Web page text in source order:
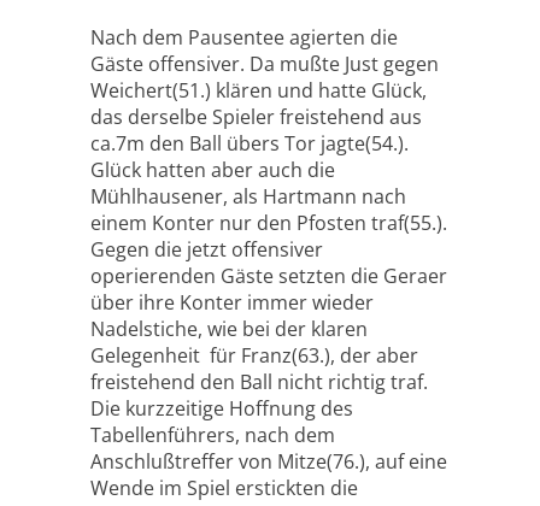
Nach dem Pausentee agierten die
Gäste offensiver. Da mußte Just gegen
Weichert(51.) klären und hatte Glück,
das derselbe Spieler freistehend aus
ca.7m den Ball übers Tor jagte(54.).
Glück hatten aber auch die
Mühlhausener, als Hartmann nach
einem Konter nur den Pfosten traf(55.).
Gegen die jetzt offensiver
operierenden Gäste setzten die Geraer
über ihre Konter immer wieder
Nadelstiche, wie bei der klaren
Gelegenheit für Franz(63.), der aber
freistehend den Ball nicht richtig traf.
Die kurzzeitige Hoffnung des
Tabellenführers, nach dem
Anschlußtreffer von Mitze(76.), auf eine
Wende im Spiel erstickten die